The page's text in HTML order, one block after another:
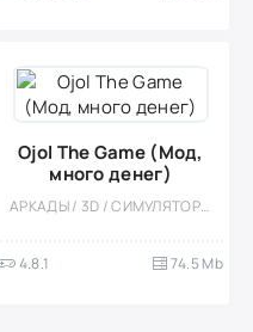
Ojol The Game (Мод,
много денег)
АРКАДЫ / 3D / СИМУЛЯТОРЫ / ОТКРЫТЫЙ МИР / ОДНОПОЛЬЗОВАТЕЛЬСКИЕ / СТИЛИЗАЦИЯ / ОФЛАЙН / МОД / МАЛЕНЬКАЯ
4.8.1 74.5 Mb